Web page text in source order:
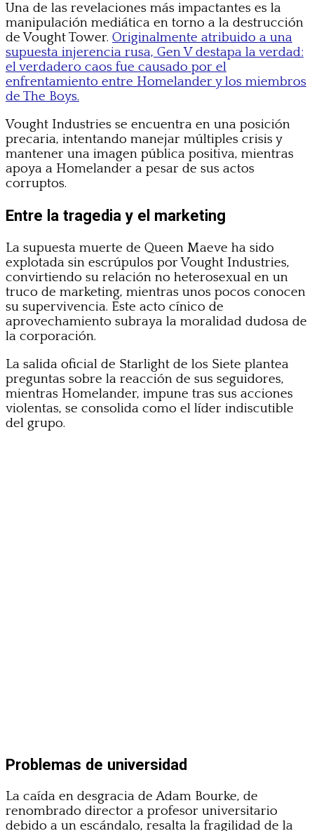
Una de las revelaciones más impactantes es la
manipulación mediática en torno a la destrucción
de Vought Tower. Originalmente atribuido a una
supuesta injerencia rusa, Gen V destapa la verdad:
el verdadero caos fue causado por el
enfrentamiento entre Homelander y los miembros
de The Boys.
Vought Industries se encuentra en una posición
precaria, intentando manejar múltiples crisis y
mantener una imagen pública positiva, mientras
apoya a Homelander a pesar de sus actos
corruptos.
Entre la tragedia y el marketing
La supuesta muerte de Queen Maeve ha sido
explotada sin escrúpulos por Vought Industries,
convirtiendo su relación no heterosexual en un
truco de marketing, mientras unos pocos conocen
su supervivencia. Este acto cínico de
aprovechamiento subraya la moralidad dudosa de
la corporación.
La salida oficial de Starlight de los Siete plantea
preguntas sobre la reacción de sus seguidores,
mientras Homelander, impune tras sus acciones
violentas, se consolida como el líder indiscutible
del grupo.
Problemas de universidad
La caída en desgracia de Adam Bourke, de
renombrado director a profesor universitario
debido a un escándalo, resalta la fragilidad de la